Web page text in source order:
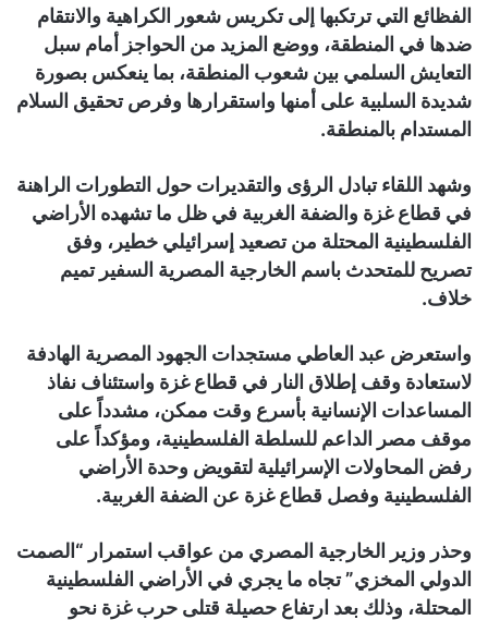
الفظائع التي ترتكبها إلى تكريس شعور الكراهية والانتقام
ضدها في المنطقة، ووضع المزيد من الحواجز أمام سبل
التعايش السلمي بين شعوب المنطقة، بما ينعكس بصورة
شديدة السلبية على أمنها واستقرارها وفرص تحقيق السلام
المستدام بالمنطقة.
وشهد اللقاء تبادل الرؤى والتقديرات حول التطورات الراهنة
في قطاع غزة والضفة الغربية في ظل ما تشهده الأراضي
الفلسطينية المحتلة من تصعيد إسرائيلي خطير، وفق
تصريح للمتحدث باسم الخارجية المصرية السفير تميم
خلاف.
واستعرض عبد العاطي مستجدات الجهود المصرية الهادفة
لاستعادة وقف إطلاق النار في قطاع غزة واستئناف نفاذ
المساعدات الإنسانية بأسرع وقت ممكن، مشدداً على
موقف مصر الداعم للسلطة الفلسطينية، ومؤكداً على
رفض المحاولات الإسرائيلية لتقويض وحدة الأراضي
الفلسطينية وفصل قطاع غزة عن الضفة الغربية.
وحذر وزير الخارجية المصري من عواقب استمرار “الصمت
الدولي المخزي” تجاه ما يجري في الأراضي الفلسطينية
المحتلة، وذلك بعد ارتفاع حصيلة قتلى حرب غزة نحو